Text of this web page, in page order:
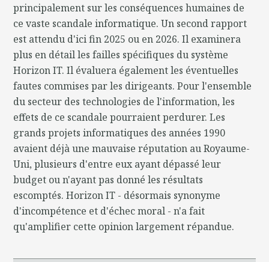
principalement sur les conséquences humaines de
ce vaste scandale informatique. Un second rapport
est attendu d'ici fin 2025 ou en 2026. Il examinera
plus en détail les failles spécifiques du système
Horizon IT. Il évaluera également les éventuelles
fautes commises par les dirigeants. Pour l'ensemble
du secteur des technologies de l'information, les
effets de ce scandale pourraient perdurer. Les
grands projets informatiques des années 1990
avaient déjà une mauvaise réputation au Royaume-
Uni, plusieurs d'entre eux ayant dépassé leur
budget ou n'ayant pas donné les résultats
escomptés. Horizon IT - désormais synonyme
d'incompétence et d'échec moral - n'a fait
qu'amplifier cette opinion largement répandue.